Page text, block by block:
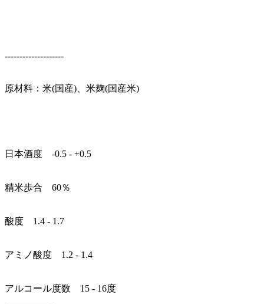
--------------------
原材料：米(国産)、米麹(国産米)
日本酒度 -0.5 - +0.5
精米歩合 60％
酸度 1.4 - 1.7
アミノ酸度 1.2 - 1.4
アルコール度数 15 - 16度